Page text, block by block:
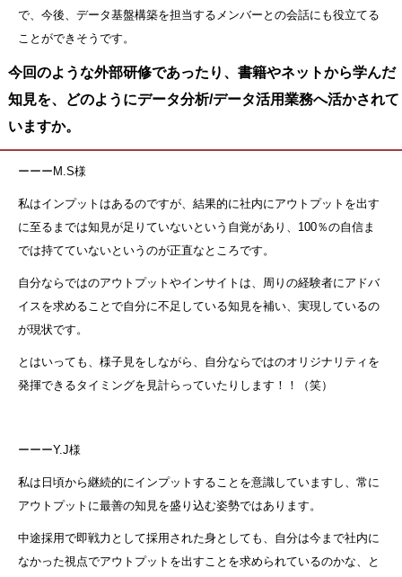
で、今後、データ基盤構築を担当するメンバーとの会話にも役立てる
ことができそうです。
今回のような外部研修であったり、書籍やネットから学んだ
知見を、どのようにデータ分析/データ活用業務へ活かされて
いますか。
ーーーM.S様
私はインプットはあるのですが、結果的に社内にアウトプットを出す
に至るまでは知見が足りていないという自覚があり、100％の自信ま
では持てていないというのが正直なところです。
自分ならではのアウトプットやインサイトは、周りの経験者にアドバ
イスを求めることで自分に不足している知見を補い、実現しているの
が現状です。
とはいっても、様子見をしながら、自分ならではのオリジナリティを
発揮できるタイミングを見計らっていたりします！！（笑）
ーーーY.J様
私は日頃から継続的にインプットすることを意識していますし、常に
アウトプットに最善の知見を盛り込む姿勢ではあります。
中途採用で即戦力として採用された身としても、自分は今まで社内に
なかった視点でアウトプットを出すことを求められているのかな、と